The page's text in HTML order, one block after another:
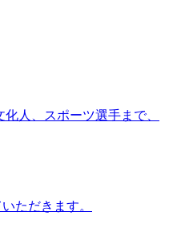
人、スポーツ選手まで、
ただきます。